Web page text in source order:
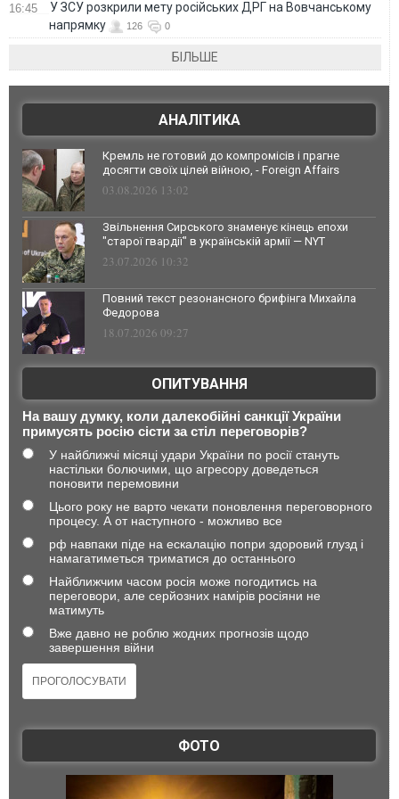
16:45
У ЗСУ розкрили мету російських ДРГ на Вовчанському
напрямку
126 0
БІЛЬШЕ
АНАЛІТИКА
Кремль не готовий до компромісів і прагне
досягти своїх цілей війною, - Foreign Affairs
03.08.2026 13:02
Звільнення Сирського знаменує кінець епохи
"старої гвардії" в українській армії — NYT
23.07.2026 10:32
Повний текст резонансного брифінга Михайла
Федорова
18.07.2026 09:27
ОПИТУВАННЯ
На вашу думку, коли далекобійні санкції України
примусять росію сісти за стіл переговорів?
У найближчі місяці удари України по росії стануть
настільки болючими, що агресору доведеться
поновити перемовини
Цього року не варто чекати поновлення переговорного
процесу. А от наступного - можливо все
рф навпаки піде на ескалацію попри здоровий глузд і
намагатиметься триматися до останнього
Найближчим часом росія може погодитись на
переговори, але серйозних намірів росіяни не
матимуть
Вже давно не роблю жодних прогнозів щодо
завершення війни
ФОТО